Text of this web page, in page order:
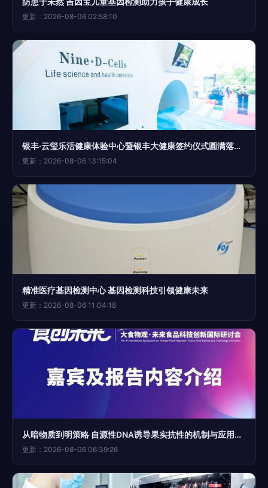
更新：2026-08-06 02:58:10
银丰·云玺乐活健康体验中心暨银丰大健康签约仪式圆满落幕，基因检测科技引领未来
更新：2026-08-06 13:15:04
精准医疗基因检测中心 基因检测科技引领健康未来
更新：2026-08-06 11:04:18
从暗物质到明策略 自源性DNA诱导果实抗性的机制与应用突破——专访汪开拓教授
更新：2026-08-06 06:39:26